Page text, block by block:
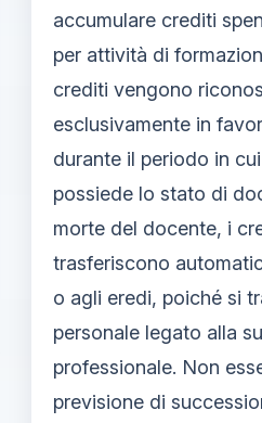
accumulare crediti
per attività di
crediti vengono
esclusivamente in
durante il periodo in
possiede lo stato di
morte del docente, i
trasferiscono
o agli eredi, poiché si
personale legato alla
professionale. Non
previsione di